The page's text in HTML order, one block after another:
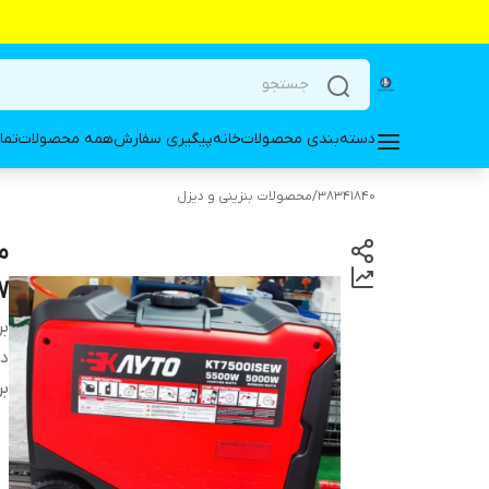
دسته‌بندی محصولاتخانهپیگیری سفارشهمه محصولات
38341840
/محصولات بنزینی و دیزل